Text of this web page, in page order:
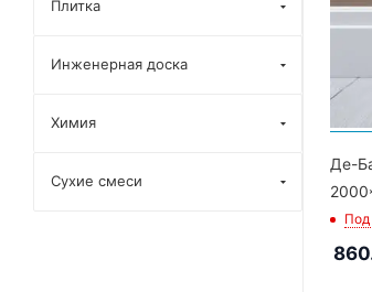
Де-
Под
Плитка
Инженерная доска
Химия
Сухие смеси